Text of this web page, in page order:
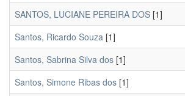
SANTOS, LUCIANE PEREIRA DOS [1]
Santos, Ricardo Souza [1]
Santos, Sabrina Silva dos [1]
Santos, Simone Ribas dos [1]